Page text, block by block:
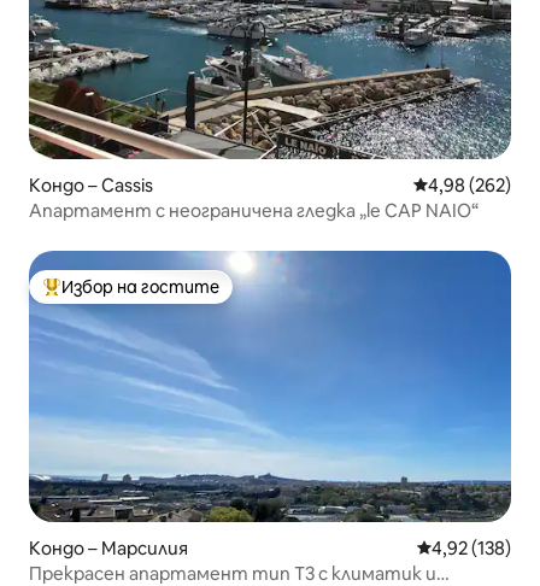
Кондо – Cassis Средна
4,98 (262)
Апартамент с неограничена гледка „le CAP NAIO“
Най-популярен избор на гостите
Избор на гостите
Кондо – Марсилия Средна
4,92 (138)
Прекрасен апартамент тип T3 с климатик и